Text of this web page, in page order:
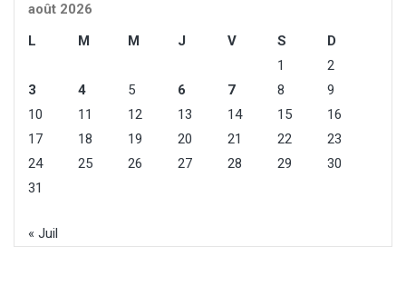
août 2026
L
M M J V S
D
1
2
3
4 5 6 7 8
9
10
11 12 13 14 15
16
17
18 19 20 21 22
23
24
25 26 27 28 29
30
31
« Juil